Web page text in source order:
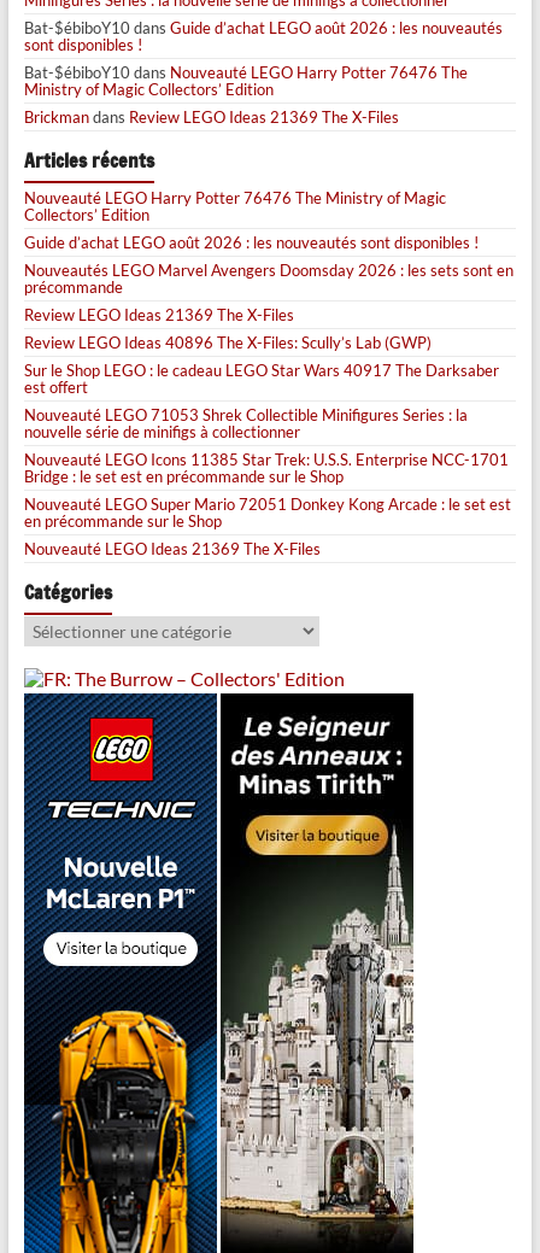
Bat-$ébiboY10dans Guide d’achat LEGO août 2026 : les nouveautés
sont disponibles !
Bat-$ébiboY10dans Nouveauté LEGO Harry Potter 76476 The
Ministry of Magic Collectors’ Edition
Brickmandans Review LEGO Ideas 21369 The X-Files
Articles récents
Nouveauté LEGO Harry Potter 76476 The Ministry of Magic
Collectors’ Edition
Guide d’achat LEGO août 2026 : les nouveautés sont disponibles !
Nouveautés LEGO Marvel Avengers Doomsday 2026 : les sets sont en
précommande
Review LEGO Ideas 21369 The X-Files
Review LEGO Ideas 40896 The X-Files: Scully’s Lab (GWP)
Sur le Shop LEGO : le cadeau LEGO Star Wars 40917 The Darksaber
est offert
Nouveauté LEGO 71053 Shrek Collectible Minifigures Series : la
nouvelle série de minifigs à collectionner
Nouveauté LEGO Icons 11385 Star Trek: U.S.S. Enterprise NCC-1701
Bridge : le set est en précommande sur le Shop
Nouveauté LEGO Super Mario 72051 Donkey Kong Arcade : le set est
en précommande sur le Shop
Nouveauté LEGO Ideas 21369 The X-Files
Catégories
Catégories